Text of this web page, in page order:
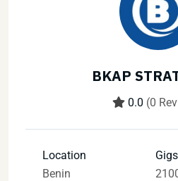
BKAP
0.0 (0
Location
Benin
Gigs